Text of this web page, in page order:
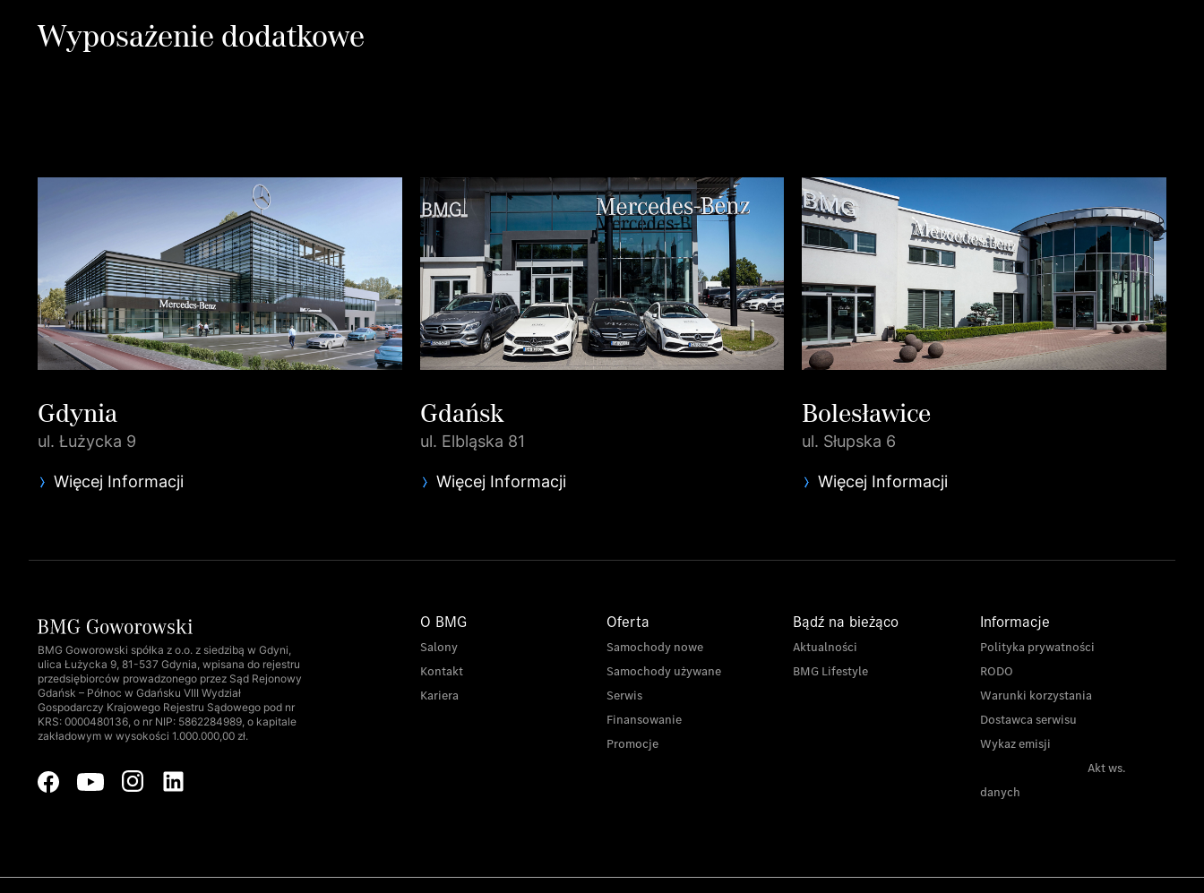
Wyposażenie dodatkowe
Gdynia
ul. Łużycka 9
Więcej Informacji
Gdańsk
ul. Elbląska 81
Więcej Informacji
Bolesławice
ul. Słupska 6
Więcej Informacji
BMG Goworowski spółka z o.o. z siedzibą w Gdyni,
ulica Łużycka 9, 81-537 Gdynia, wpisana do rejestru
przedsiębiorców prowadzonego przez Sąd Rejonowy
Gdańsk – Północ w Gdańsku VIII Wydział
Gospodarczy Krajowego Rejestru Sądowego pod nr
KRS: 0000480136, o nr NIP: 5862284989, o kapitale
zakładowym w wysokości 1.000.000,00 zł.
O BMG
Salony
Kontakt
Kariera
Oferta
Samochody nowe
Samochody używane
Serwis
Finansowanie
Promocje
Bądź na bieżąco
Aktualności
BMG Lifestyle
Informacje
Polityka prywatności
RODO
Warunki korzystania
Dostawca serwisu
Wykaz emisji
Akt ws.
danych